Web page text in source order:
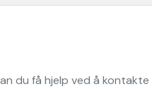
du få hjelp ved å kontakte